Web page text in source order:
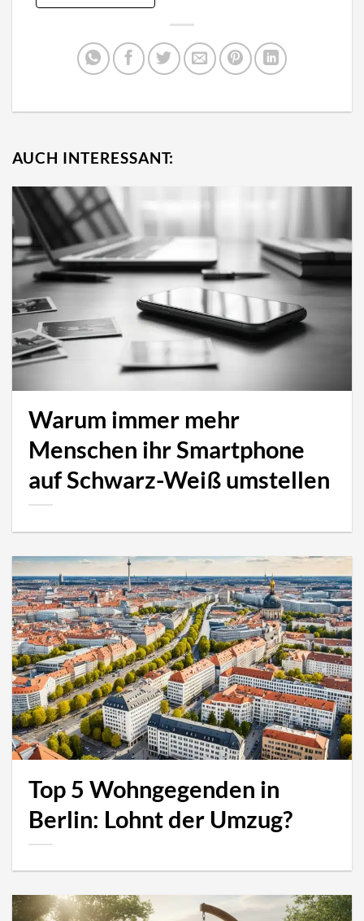
AUCH INTERESSANT:
Warum immer mehr
Menschen ihr Smartphone
auf Schwarz-Weiß umstellen
Top 5 Wohngegenden in
Berlin: Lohnt der Umzug?